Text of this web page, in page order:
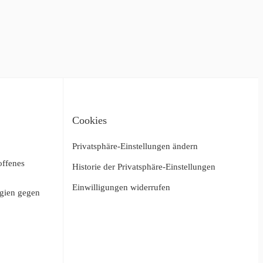
gegen
Cookies
Privatsphäre-Einstellungen ändern
Historie der Privatsphäre-Einstellungen
Einwilligungen widerrufen